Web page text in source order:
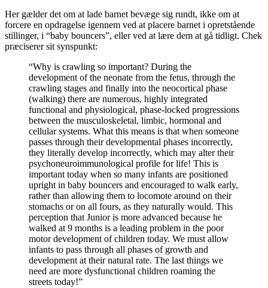
Her gælder det om at lade barnet bevæge sig rundt, ikke om at
forcere en opdragelse igennem ved at placere barnet i opretstående
stillinger, i “baby bouncers”, eller ved at lære dem at gå tidligt. Chek
præciserer sit synspunkt:
“Why is crawling so important? During the
development of the neonate from the fetus, through the
crawling stages and finally into the neocortical phase
(walking) there are numerous, highly integrated
functional and physiological, phase-locked progressions
between the musculoskeletal, limbic, hormonal and
cellular systems. What this means is that when someone
passes through their developmental phases incorrectly,
they literally develop incorrectly, which may alter their
psychoneuroimmunological profile for life! This is
important today when so many infants are positioned
upright in baby bouncers and encouraged to walk early,
rather than allowing them to locomote around on their
stomachs or on all fours, as they naturally would. This
perception that Junior is more advanced because he
walked at 9 months is a leading problem in the poor
motor development of children today. We must allow
infants to pass through all phases of growth and
development at their natural rate. The last things we
need are more dysfunctional children roaming the
streets today!”